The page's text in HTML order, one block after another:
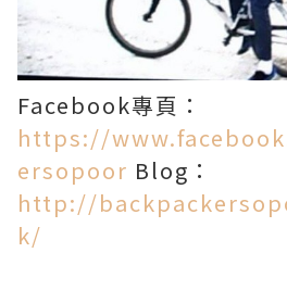
Facebook專頁：
https://
ersopoor Blog：
http://
k/